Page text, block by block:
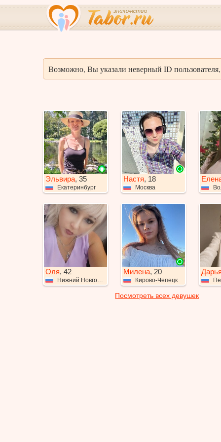
Возможно, Вы указали неверный ID
Эльвира, 35
Екатеринбург
Настя, 18
Москва
Оля, 42
Нижний Новгород
Милена, 20
Кирово-Чепецк
Посмотреть всех девушек